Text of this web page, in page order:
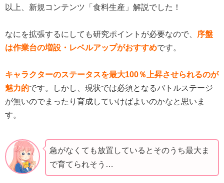
以上、新規コンテンツ「食料生産」解説でした！
なにを拡張するにしても研究ポイントが必要なので、
序盤
は作業台の増設・レベルアップがおすすめです。
キャラクターのステータスを最大100％上昇させられるのが
魅力的です。しかし、現状では必須となるバトルステージ
が無いのでまったり育成していけばよいのかなと思いま
す。
急がなくても放置しているとそのうち最大ま
で育てられそう…